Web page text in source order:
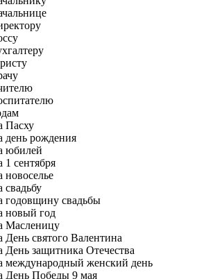
Пасху
день рождения
юбилей
сентября
новоселье
свадьбу
годовщину свадьбы
новый год
Масленицу
День святого Валентина
День защитника Отечества
международный женский день
День Победы 9 мая